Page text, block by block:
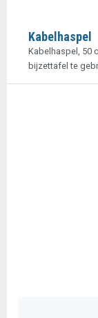
Kabelhaspel
Kabelhaspel, 50
bijzettafel te